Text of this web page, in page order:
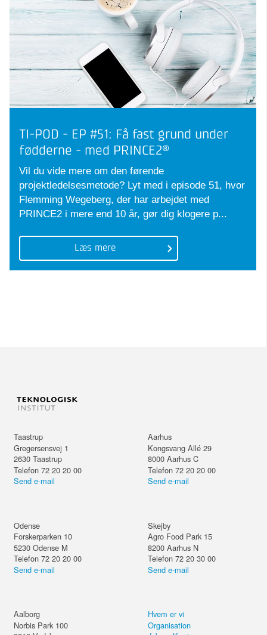
TI-POD - EP #51: Få fast grund under
fødderne - med PRINCE2®
Vil du vide mere om den førende
projektledelsesmetode? Lyt med i episode 51, hvor
Flemming Wegeberg, der har arbejdet med
PRINCE2 i mere end 10 år, gør dig klogere p...
Læs mere
Taastrup
Gregersensvej 1
2630 Taastrup
Telefon 72 20 20 00
Send e-mail
Aarhus
Kongsvang Allé 29
8000 Aarhus C
Telefon 72 20 20 00
Send e-mail
Odense
Forskerparken 10
5230 Odense M
Telefon 72 20 20 00
Send e-mail
Skejby
Agro Food Park 15
8200 Aarhus N
Telefon 72 20 30 00
Send e-mail
Aalborg
Norbis Park 100
Hvem er vi
Organisation